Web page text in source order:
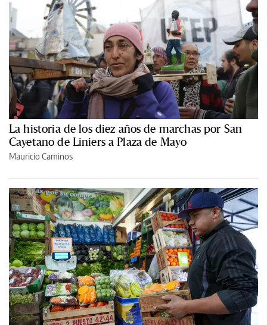
La historia de los diez años de marchas por San
Cayetano de Liniers a Plaza de Mayo
Mauricio Caminos